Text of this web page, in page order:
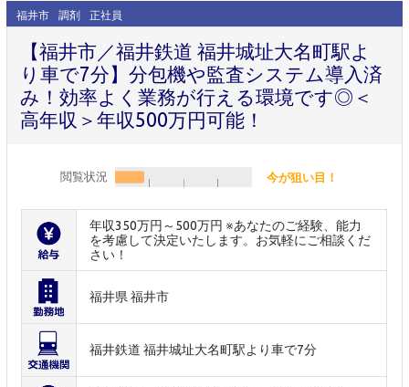
福井市 調剤 正社員
【福井市／福井鉄道 福井城址大名町駅よ
り車で7分】分包機や監査システム導入済
み！効率よく業務が行える環境です◎＜
高年収＞年収500万円可能！
閲覧状況 今が狙い目！
年収350万円～500万円 ※あなたのご経験、能力
を考慮して決定いたします。お気軽にご相談くだ
さい！
福井県 福井市
福井鉄道 福井城址大名町駅より車で7分